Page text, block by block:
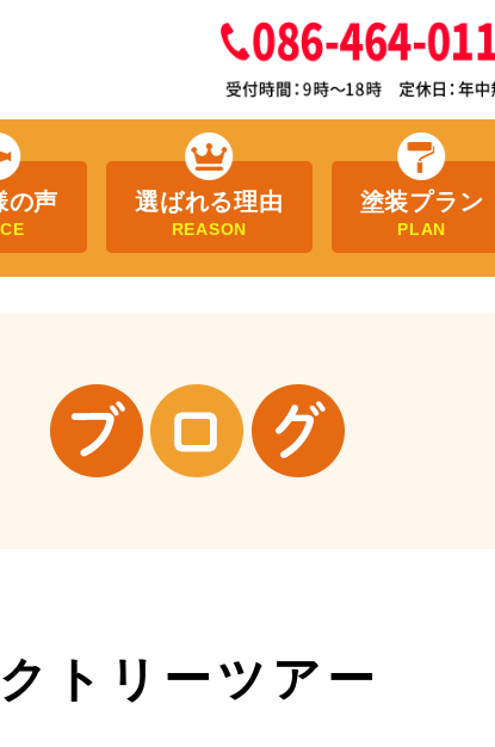
の声 選ばれる理由
REASON
塗装プラン
PLAN
トリーツアー